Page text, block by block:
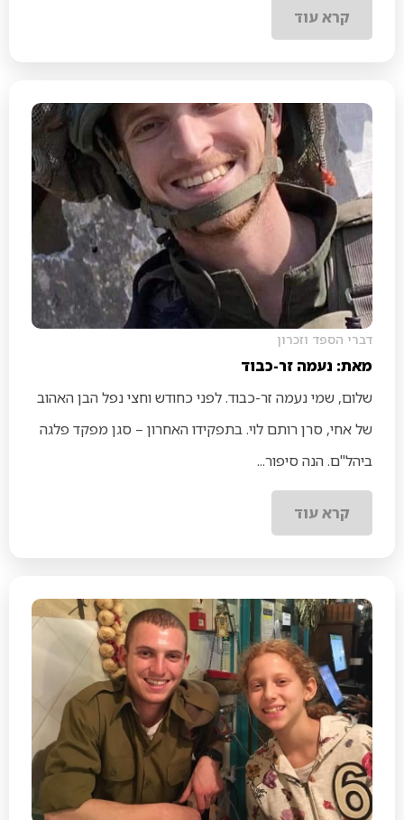
קרא עוד
דברי הספד וזכרון
מאת: נעמה זר-כבוד
שלום, שמי נעמה זר-כבוד. לפני כחודש וחצי נפל הבן האהוב
של אחי, סרן רותם לוי. בתפקידו האחרון – סגן מפקד פלגה
ביהל"ם. הנה סיפור...
קרא עוד